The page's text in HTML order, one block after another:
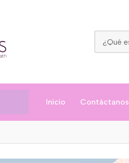
Inicio Contáctanos